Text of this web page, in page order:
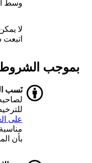
وسط
لا
بموجب الشروط
نَسب
على
بأن